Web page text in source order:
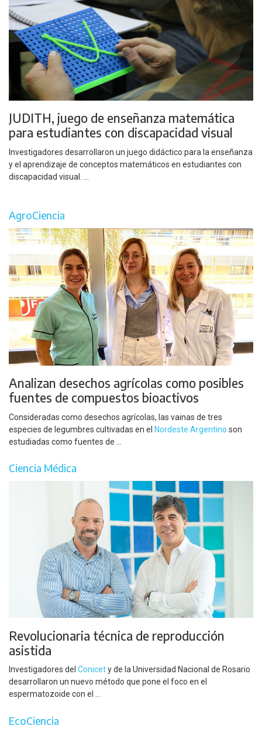
JUDITH, juego de enseñanza matemática
para estudiantes con discapacidad visual
Investigadores desarrollaron un juego didáctico para la enseñanza
y el aprendizaje de conceptos matemáticos en estudiantes con
discapacidad visual. ...
AgroCiencia
Analizan desechos agrícolas como posibles
fuentes de compuestos bioactivos
Consideradas como desechos agrícolas, las vainas de tres
especies de legumbres cultivadas en el Nordeste Argentino son
estudiadas como fuentes de ...
Ciencia Médica
Revolucionaria técnica de reproducción
asistida
Investigadores del Conicety de la Universidad Nacional de Rosario
desarrollaron un nuevo método que pone el foco en el
espermatozoide con el ...
EcoCiencia